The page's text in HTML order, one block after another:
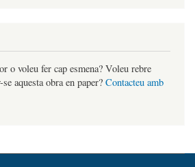
o voleu fer cap esmena? Voleu rebre
aquesta obra en paper? Contacteu amb